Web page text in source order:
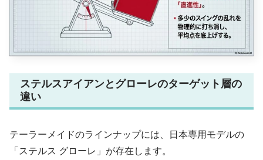
ステルスアイアンとグローレのターゲット層の
違い
テーラーメイドのラインナップには、日本専用モデルの
「ステルス グローレ」が存在します。